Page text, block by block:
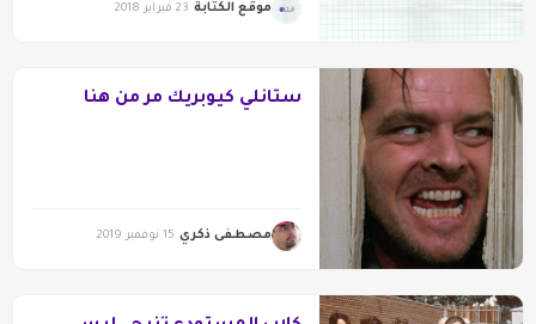
موقع الكتابة 23 فبراير 2018
ستانلي كيوبريك مر من هنا
مصطفى ذكري 15 نوفمبر 2019